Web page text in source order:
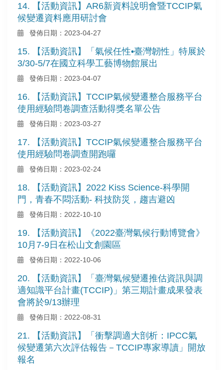
14. 【活動資訊】AR6新資料說明會暨TCCIP氣
候變遷資料應用研討會
發佈日期：2023-04-27
15. 【活動資訊】「氣候任性•臺灣韌性」特展於
3/30-5/7在國立科學工藝博物館展出
發佈日期：2023-04-07
16. 【活動資訊】TCCIP氣候變遷整合服務平台
使用經驗問卷調查活動得獎名單公告
發佈日期：2023-03-27
17. 【活動資訊】TCCIP氣候變遷整合服務平台
使用經驗問卷調查開跑囉
發佈日期：2023-02-24
18. 【活動資訊】2022 Kiss Science-科學開
門，青春不悶活動- 科技防災，趨吉避凶
發佈日期：2022-10-10
19. 【活動資訊】《2022臺灣氣候行動博覽會》
10月7-9日在松山文創園區
發佈日期：2022-10-06
20. 【活動資訊】「臺灣氣候變遷推估資訊與調
適知識平台計畫(TCCIP)」第三期計畫成果發表
會將於9/13辦理
發佈日期：2022-08-31
21. 【活動資訊】「衝擊調適大剖析：IPCC氣
候變遷第六次評估報告－TCCIP專家導讀」開放
報名